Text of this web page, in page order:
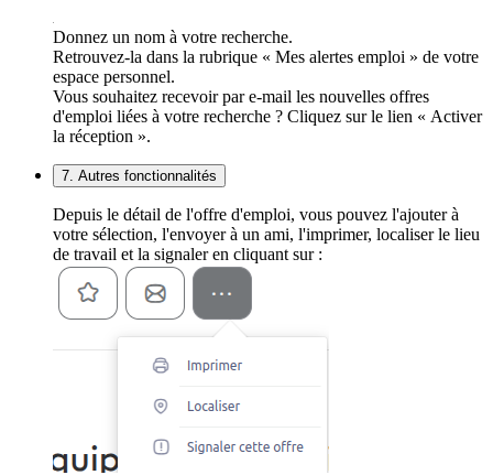
Donnez un nom à votre recherche.
Retrouvez-la dans la rubrique « Mes alertes emploi » de votre
espace personnel.
Vous souhaitez recevoir par e-mail les nouvelles offres
d'emploi liées à votre recherche ? Cliquez sur le lien « Activer
la réception ».
7. Autres fonctionnalités
Depuis le détail de l'offre d'emploi, vous pouvez l'ajouter à
votre sélection, l'envoyer à un ami, l'imprimer, localiser le lieu
de travail et la signaler en cliquant sur :